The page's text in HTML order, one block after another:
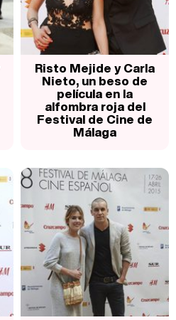
Risto Mejide y Carla
Nieto, un beso de
película en la
alfombra roja del
Festival de Cine de
Málaga